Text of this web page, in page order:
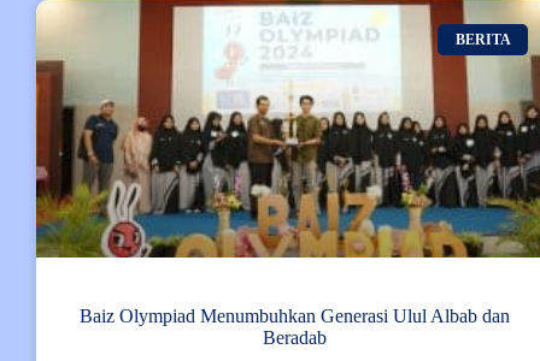
BERITA
Baiz Olympiad Menumbuhkan Generasi Ulul Albab dan
Beradab